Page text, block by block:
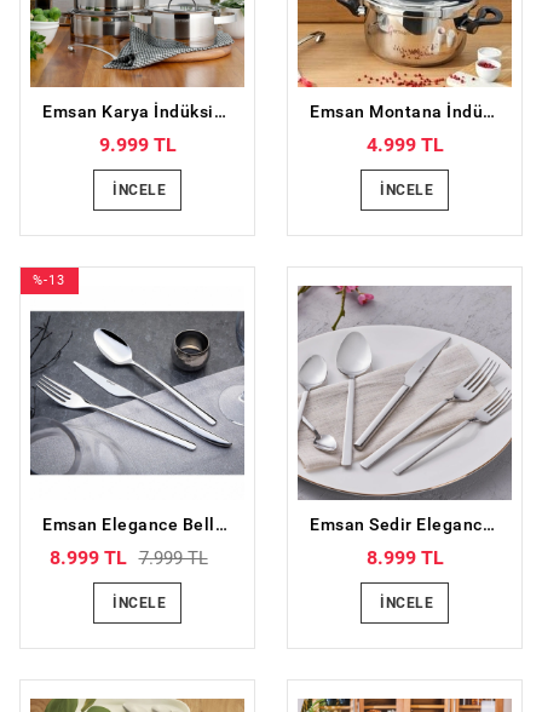
Emsan Karya İndüksiyon Tabanlı 8 Parça Paslanmaz Çelik Tencere Seti
9.999 TL
İNCELE
Emsan Montana İndüksiyon Tabanlı Düdüklü Tencere Seti Siyah Gri 4+6 Litre
4.999 TL
İNCELE
%-13
Emsan Elegance Bello 84 Parça 12 Kişilik Çatal Kaşık Bıçak Seti Lüks Kutulu
8.999 TL 7.999 TL
İNCELE
Emsan Sedir Elegance 84 Parça 12 Kişilik Çatal Kaşık Bıçak Takımı Kutulu
8.999 TL
İNCELE